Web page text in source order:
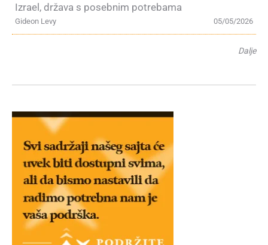
Izrael, država s posebnim potrebama
05/05/2026
Gideon Levy
Dalje